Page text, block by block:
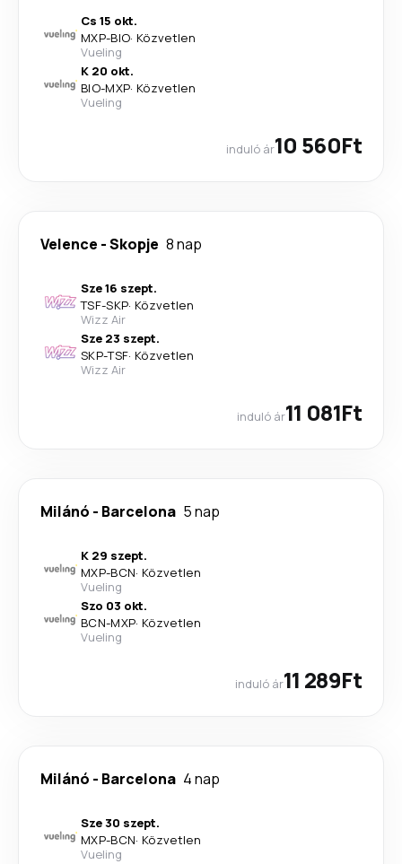
Cs 15 okt.
MXP-BIO· Közvetlen
Vueling
K 20 okt.
BIO-MXP· Közvetlen
Vueling
induló ár10 560Ft
Velence -Skopje 8 nap
Sze 16 szept.
TSF-SKP· Közvetlen
Wizz Air
Sze 23 szept.
SKP-TSF· Közvetlen
Wizz Air
induló ár11 081Ft
Milánó - Barcelona 5 nap
K 29 szept.
MXP-BCN· Közvetlen
Vueling
Szo 03 okt.
BCN-MXP· Közvetlen
Vueling
induló ár11 289Ft
Milánó - Barcelona 4 nap
Sze 30 szept.
MXP-BCN· Közvetlen
Vueling